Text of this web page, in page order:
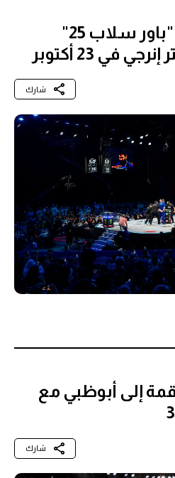
أبوظبي تستضيف "باور سلاب 25"
في 23 أكتوبر
شارك
إلى أبوظبي مع
شارك